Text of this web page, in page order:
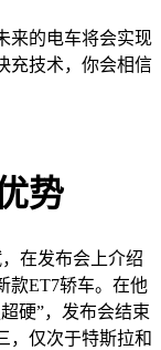
来的电车将会实现
充技术，你会相信
势
在发布会上介绍
款ET7轿车。在他
硬”，发布会结束
，仅次于特斯拉和